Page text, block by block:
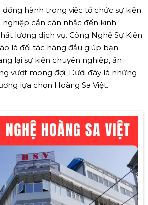
đồng hành trong việc tổ chức sự kiện
nghiệp cần cân nhắc đến kinh
lượng dịch vụ. Công Nghệ Sự Kiện
là đối tác hàng đầu giúp bạn
lại sự kiện chuyên nghiệp, ấn
vượt mong đợi. Dưới đây là những
lựa chọn Hoàng Sa Việt.